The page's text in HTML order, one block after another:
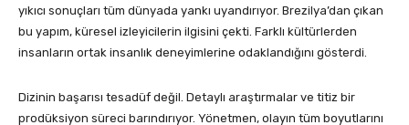
yıkıcı sonuçları tüm dünyada yankı uyandırıyor. Brezilya’dan çıkan
bu yapım, küresel izleyicilerin ilgisini çekti. Farklı kültürlerden
insanların ortak insanlık deneyimlerine odaklandığını gösterdi.
Dizinin başarısı tesadüf değil. Detaylı araştırmalar ve titiz bir
prodüksiyon süreci barındırıyor. Yönetmen, olayın tüm boyutlarını